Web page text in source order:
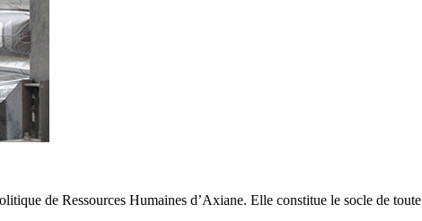
de Ressources Humaines d’Axiane. Elle constitue le socle de toute